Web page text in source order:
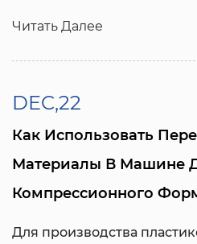
Читать Далее
DEC,22
Как Использовать
Материалы В Машине
Компрессионного
Для производства